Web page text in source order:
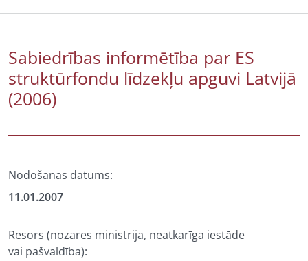
Sabiedrības informētība par ES
struktūrfondu līdzekļu apguvi Latvijā
(2006)
Nodošanas datums:
11.01.2007
Resors (nozares ministrija, neatkarīga iestāde
vai pašvaldība):